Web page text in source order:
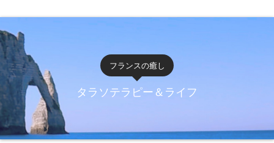
フランスの癒し
タラソテラピー＆ライフ